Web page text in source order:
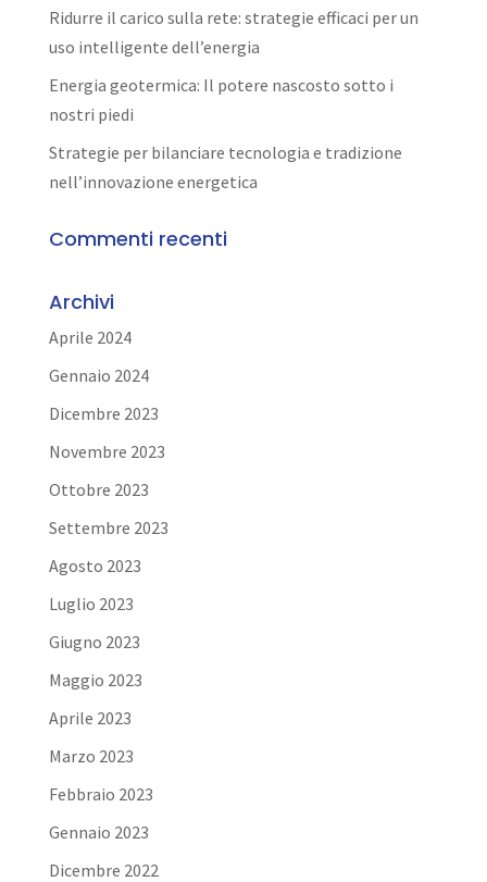
Ridurre il carico sulla rete: strategie efficaci per un
uso intelligente dell’energia
Energia geotermica: Il potere nascosto sotto i
nostri piedi
Strategie per bilanciare tecnologia e tradizione
nell’innovazione energetica
Commenti recenti
Archivi
Aprile 2024
Gennaio 2024
Dicembre 2023
Novembre 2023
Ottobre 2023
Settembre 2023
Agosto 2023
Luglio 2023
Giugno 2023
Maggio 2023
Aprile 2023
Marzo 2023
Febbraio 2023
Gennaio 2023
Dicembre 2022